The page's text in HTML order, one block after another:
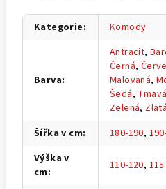
Kategorie: Komody
Barva:
Antracit,
Černá,
Malovaná,
Šedá, Tmavá
Zelená, Zlatá
Šířka v cm: 180-190,
Výška v
cm: 110-120, 115